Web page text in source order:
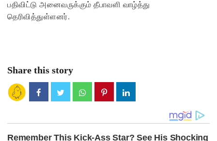
பதிவிட்டு அனைவருக்கும் தீபாவளி வாழ்த்து
தெரிவித்துள்ளனர்.
Share this story